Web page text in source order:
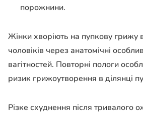
порожнини.
Жінки хворіють на пупкову грижу
чоловіків через анатомічні
вагітностей. Повторні пологи
ризик грижоутворення в ділянці
Різке схуднення після тривалого